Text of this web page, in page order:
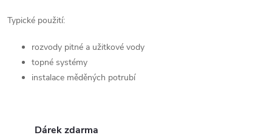
k
Typické použití:
rozvody pitné a užitkové vody
topné systémy
instalace měděných potrubí
Dárek zdarma